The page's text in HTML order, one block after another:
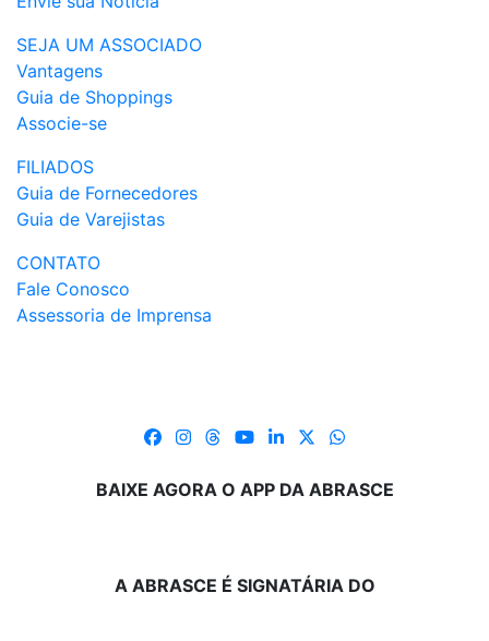
SEJA UM ASSOCIADO
Vantagens
Guia de Shoppings
Associe-se
FILIADOS
Guia de Fornecedores
Guia de Varejistas
CONTATO
Fale Conosco
Assessoria de Imprensa
BAIXE AGORA O APP DA ABRASCE
A ABRASCE É SIGNATÁRIA DO